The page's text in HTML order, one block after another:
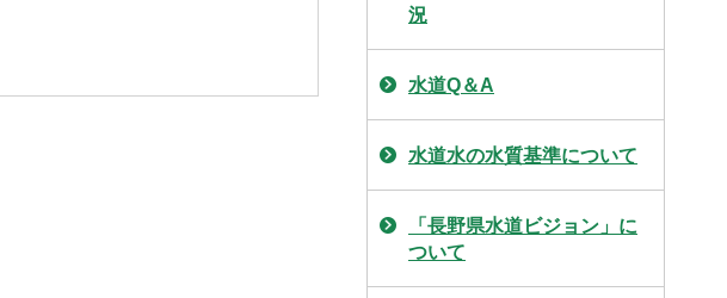
況
水道Q＆A
水道水の水質基準について
「長野県水道ビジョン」に
ついて